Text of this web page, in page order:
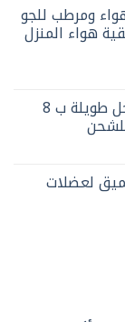
ومرطب للجو
لتنقية هواء المنزل
وناسة سيليكون بتصميم بطة بأرجل طويلة ب 8
عميق لعضلات